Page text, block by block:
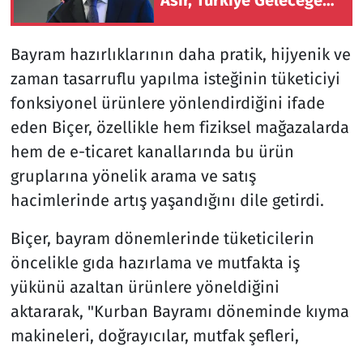
Bayram hazırlıklarının daha pratik, hijyenik ve
zaman tasarruflu yapılma isteğinin tüketiciyi
fonksiyonel ürünlere yönlendirdiğini ifade
eden Biçer, özellikle hem fiziksel mağazalarda
hem de e-ticaret kanallarında bu ürün
gruplarına yönelik arama ve satış
hacimlerinde artış yaşandığını dile getirdi.
Biçer, bayram dönemlerinde tüketicilerin
öncelikle gıda hazırlama ve mutfakta iş
yükünü azaltan ürünlere yöneldiğini
aktararak, "Kurban Bayramı döneminde kıyma
makineleri, doğrayıcılar, mutfak şefleri,